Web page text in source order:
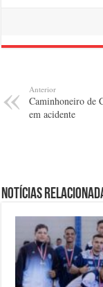
Anterior
Caminhoneiro de
em acidente
Notícias